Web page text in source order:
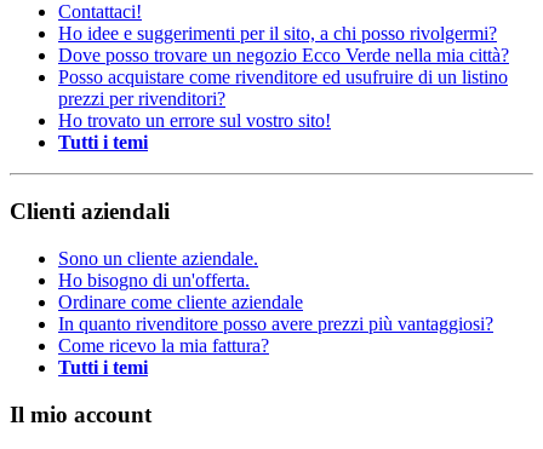
Contattaci!
Ho idee e suggerimenti per il sito, a chi posso rivolgermi?
Dove posso trovare un negozio Ecco Verde nella mia città?
Posso acquistare come rivenditore ed usufruire di un listino
prezzi per rivenditori?
Ho trovato un errore sul vostro sito!
Tutti i temi
Clienti aziendali
Sono un cliente aziendale.
Ho bisogno di un'offerta.
Ordinare come cliente aziendale
In quanto rivenditore posso avere prezzi più vantaggiosi?
Come ricevo la mia fattura?
Tutti i temi
Il mio account